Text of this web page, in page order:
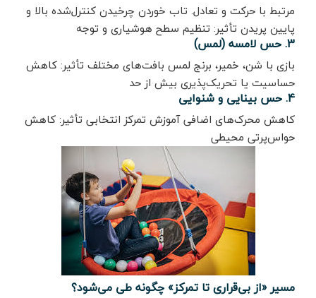
مرتبط با حرکت و تعادل. تاب خوردن چرخیدن کنترل‌شده بالا و
پایین پریدن تأثیر: تنظیم سطح هوشیاری و توجه
3. حس لامسه (لمس)
بازی با شن، خمیر، برنج لمس بافت‌های مختلف تأثیر: کاهش
حساسیت یا تحریک‌پذیری بیش از حد
4. حس بینایی و شنوایی
کاهش محرک‌های اضافی آموزش تمرکز انتخابی تأثیر: کاهش
حواس‌پرتی محیطی
مسیر «از بی‌قراری تا تمرکز» چگونه طی می‌شود؟